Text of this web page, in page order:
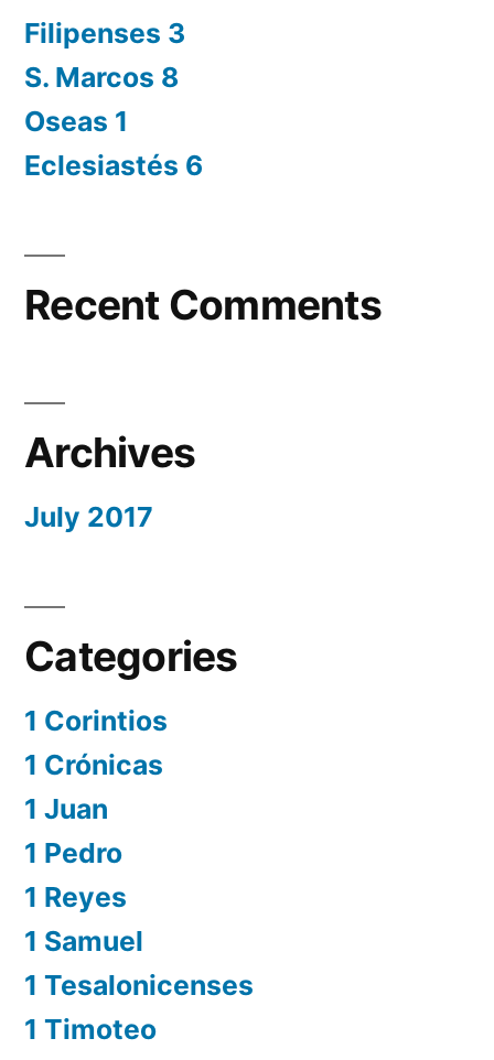
Filipenses 3
S. Marcos 8
Oseas 1
Eclesiastés 6
Recent Comments
Archives
July 2017
Categories
1 Corintios
1 Crónicas
1 Juan
1 Pedro
1 Reyes
1 Samuel
1 Tesalonicenses
1 Timoteo